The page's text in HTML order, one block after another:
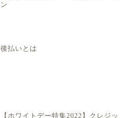
ン
後払いとは
【ホワイトデー特集2022】クレジッ